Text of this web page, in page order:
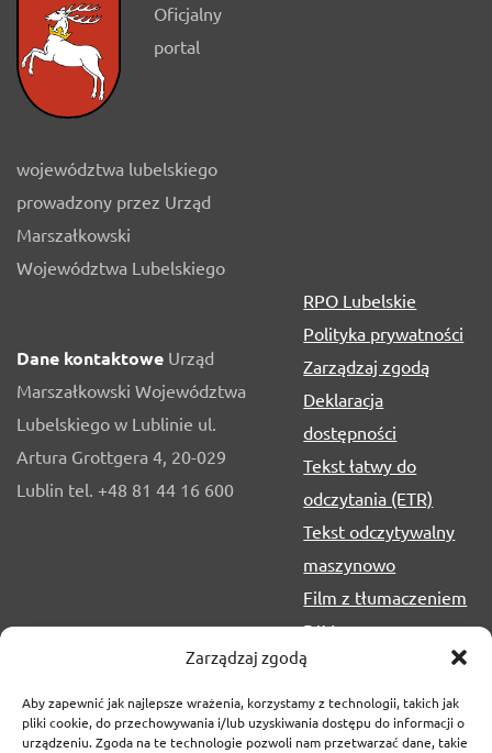
Zarządzaj zgodą
Aby zapewnić jak najlepsze wrażenia, korzystamy z technologii, takich jak
pliki cookie, do przechowywania i/lub uzyskiwania dostępu do informacji o
urządzeniu. Zgoda na te technologie pozwoli nam przetwarzać dane, takie
Oficjalny
portal
województwa lubelskiego
prowadzony przez Urząd
Marszałkowski
Województwa Lubelskiego
Dane kontaktowe Urząd
Marszałkowski Województwa
Lubelskiego w Lublinie ul.
Artura Grottgera 4, 20-029
Lublin tel. +48 81 44 16 600
RPO Lubelskie
Polityka prywatności
Zarządzaj zgodą
Deklaracja
dostępności
Tekst łatwy do
odczytania (ETR)
Tekst odczytywalny
maszynowo
Film z tłumaczeniem
PJM